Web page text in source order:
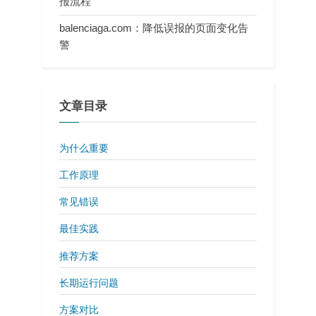
balenciaga.com：降低误报的页面变化告
警
文章目录
为什么重要
工作原理
常见错误
最佳实践
推荐方案
长期运行问题
方案对比